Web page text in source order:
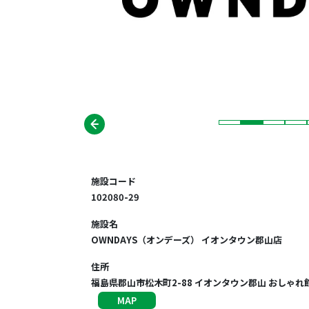
施設コード
102080-29
施設名
OWNDAYS（オンデーズ） イオンタウン郡山店
住所
福島県郡山市松木町2-88 イオンタウン郡山 おしゃれ
MAP